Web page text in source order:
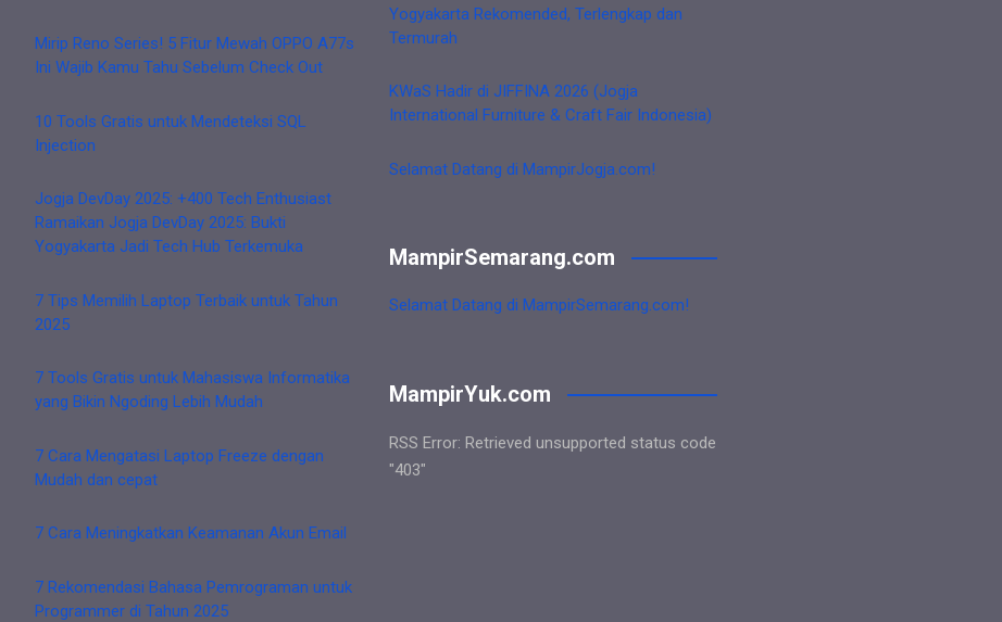
Mirip Reno Series! 5 Fitur Mewah OPPO A77s
Ini Wajib Kamu Tahu Sebelum Check Out
10 Tools Gratis untuk Mendeteksi SQL
Injection
Jogja DevDay 2025: +400 Tech Enthusiast
Ramaikan Jogja DevDay 2025: Bukti
Yogyakarta Jadi Tech Hub Terkemuka
7 Tips Memilih Laptop Terbaik untuk Tahun
2025
7 Tools Gratis untuk Mahasiswa Informatika
yang Bikin Ngoding Lebih Mudah
7 Cara Mengatasi Laptop Freeze dengan
Mudah dan cepat
7 Cara Meningkatkan Keamanan Akun Email
7 Rekomendasi Bahasa Pemrograman untuk
Programmer di Tahun 2025
Yogyakarta Rekomended, Terlengkap dan
Termurah
KWaS Hadir di JIFFINA 2026 (Jogja
International Furniture & Craft Fair Indonesia)
Selamat Datang di MampirJogja.com!
MampirSemarang.com
Selamat Datang di MampirSemarang.com!
MampirYuk.com
RSS Error: Retrieved unsupported status code
"403"